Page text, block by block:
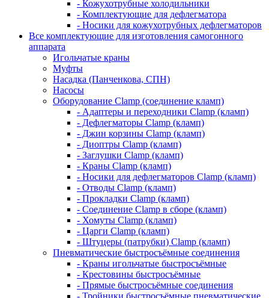
- Кожухотрубные холодильники
- Комплектующие для дефлегматора
- Носики для кожухотрубных дефлегматоров
Все комплектующие для изготовления самогонного
аппарата
Игольчатые краны
Муфты
Насадка (Панченкова, СПН)
Насосы
Оборудование Clamp (соединение кламп)
- Адаптеры и переходники Clamp (кламп)
- Дефлегматоры Clamp (кламп)
- Джин корзины Clamp (кламп)
- Диоптры Clamp (кламп)
- Заглушки Clamp (кламп)
- Краны Clamp (кламп)
- Носики для дефлегматоров Clamp (кламп)
- Отводы Clamp (кламп)
- Прокладки Clamp (кламп)
- Соединение Clamp в сборе (кламп)
- Хомуты Clamp (кламп)
- Царги Clamp (кламп)
- Штуцеры (патрубки) Clamp (кламп)
Пневматические быстросъёмные соединения
- Краны игольчатые быстросъёмные
- Крестовины быстросъёмные
- Прямые быстросъёмные соединения
- Тройники быстросъёмные пневматические